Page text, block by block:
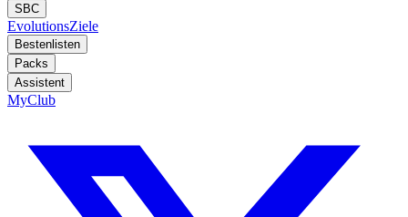
SBC
EvolutionsZiele
Bestenlisten
Packs
Assistent
MyClub